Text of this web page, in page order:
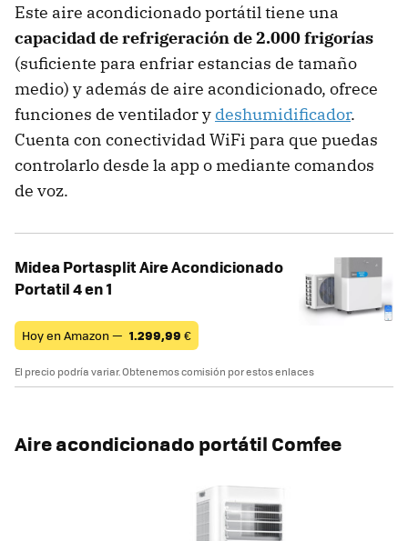
Este aire acondicionado portátil tiene una
capacidad de refrigeración de 2.000 frigorías
(suficiente para enfriar estancias de tamaño
medio) y además de aire acondicionado, ofrece
funciones de ventilador y deshumidificador.
Cuenta con conectividad WiFi para que puedas
controlarlo desde la app o mediante comandos
de voz.
Midea Portasplit Aire Acondicionado
Portatil 4 en 1
Hoy en Amazon — 1.299,99 €
El precio podría variar. Obtenemos comisión por estos enlaces
Aire acondicionado portátil Comfee